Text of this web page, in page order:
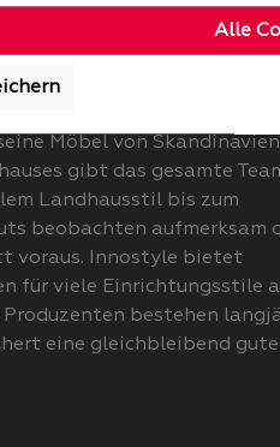
Suche nach ständig neuen
und auch
Sortiment. Großer Wert wird
Preis-
Möbel von
gibt das gesamte
Landhausstil bis zum
beobachten aufmerksam
voraus. Innostyle bietet
für viele Einrichtungsstile
bestehen
eine gleichbleibend gute
Alle